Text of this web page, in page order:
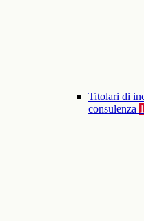
Titolari di
consulenza